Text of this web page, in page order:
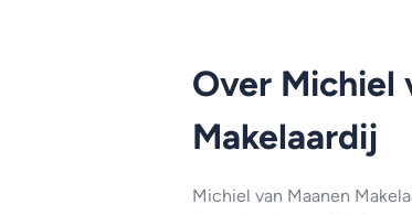
Over Michiel
Makelaardij
Michiel van Maanen